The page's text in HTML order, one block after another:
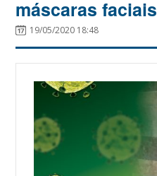
máscaras faciais
19/05/2020 18:48